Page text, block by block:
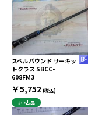
スペルバウンド サーキッ
トクラス SBCC-
608FM3
￥5,752(税込)
#中古品